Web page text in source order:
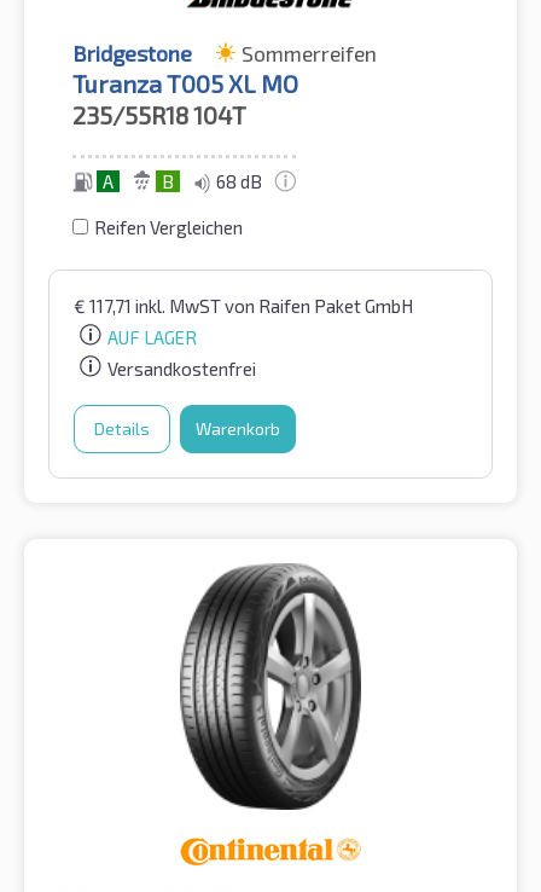
Bridgestone Sommerreifen
Turanza T005 XL MO
235/55R18104T
A B 68 dB
Reifen Vergleichen
€ 117,71 inkl. MwSTvon Raifen Paket GmbH
AUF LAGER
Versandkostenfrei
Details Warenkorb